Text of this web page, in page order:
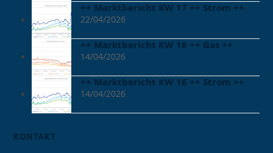
++ Marktbericht KW 17 ++ Strom ++
22/04/2026
++ Marktbericht KW 16 ++ Gas ++
14/04/2026
++ Marktbericht KW 16 ++ Strom ++
14/04/2026
KONTAKT